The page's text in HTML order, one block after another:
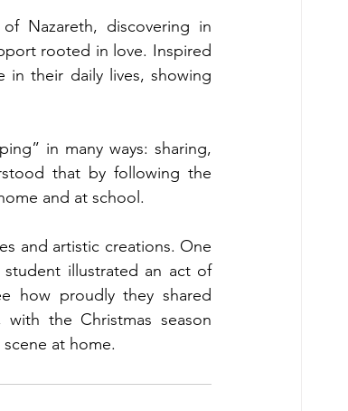
Nazareth, discovering in
rooted in love. Inspired
in their daily lives, showing
in many ways: sharing,
that by following the
and at school.
and artistic creations. One
illustrated an act of
how proudly they shared
the Christmas season
at home.